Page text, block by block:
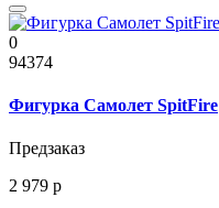
0
94374
Фигурка Самолет SpitFire
Предзаказ
2 979 р